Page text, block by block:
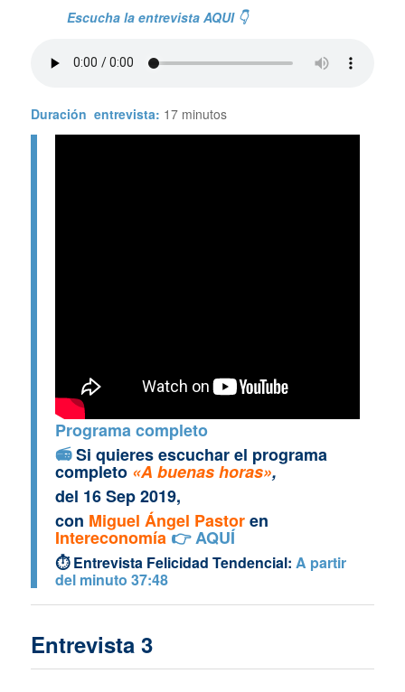
Escucha la entrevista AQUI 👇
Duración entrevista: 17 minutos
Programa completo
📻Si quieres escuchar el programa
completo «A buenas horas»,
del 16 Sep 2019,
con Miguel Ángel Pastoren
Intereconomía👉AQUÍ
⏱ Entrevista Felicidad Tendencial: A partir
del minuto 37:48
Entrevista 3